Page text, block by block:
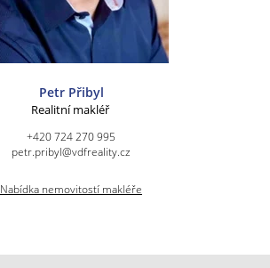
Petr Přibyl
Realitní makléř
+420 724 270 995
petr.pribyl@vdfreality.cz
Nabídka nemovitostí makléře